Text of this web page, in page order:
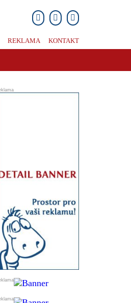
REKLAMA KONTAKT